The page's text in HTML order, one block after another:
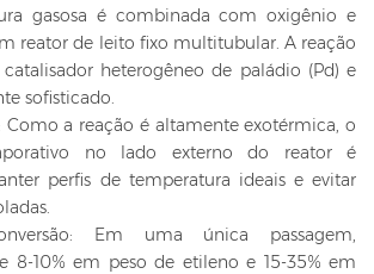
gasosa é combinada com oxigênio e
reator de leito fixo multitubular. A reação
heterogêneo de paládio (Pd) e
sofisticado.
a reação é altamente exotérmica, o
no lado externo do reator é
perfis de temperatura ideais e evitar
Em uma única passagem,
8-10% em peso de etileno e 15-35% em